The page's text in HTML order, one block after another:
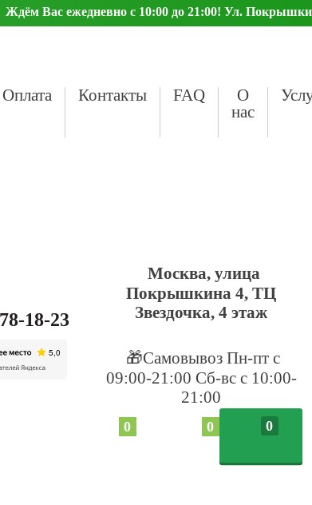
Ждём Вас ежедневно с 10:00 до 21:00! Ул.
Оплата Контакты FAQ
О
нас
18-23
Москва, улица
Покрышкина 4, ТЦ
Звездочка, 4 этаж
🎁Самовывоз Пн-пт с
09:00-21:00 Сб-вс с 10:00-
21:00
0
0 0